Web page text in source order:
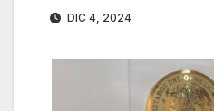
DIC 4, 2024